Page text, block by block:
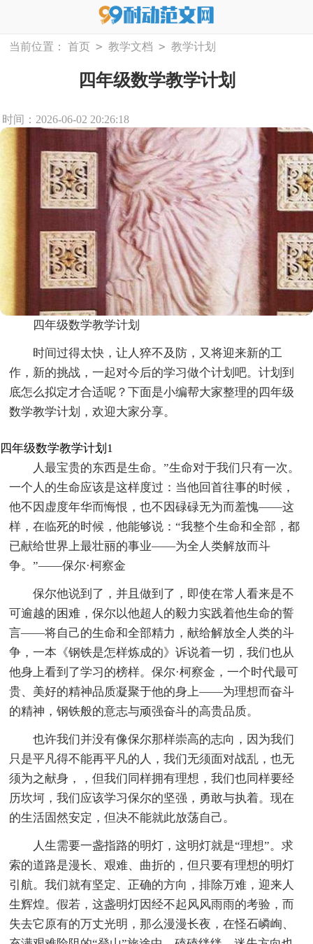
当前位置： 首页 > 教学文档 > 教学计划
四年级数学教学计划
时间：2026-06-02 20:26:18
四年级数学教学计划
时间过得太快，让人猝不及防，又将迎来新的工
作，新的挑战，一起对今后的学习做个计划吧。计划到
底怎么拟定才合适呢？下面是小编帮大家整理的四年级
数学教学计划，欢迎大家分享。
四年级数学教学计划1
人最宝贵的东西是生命。”生命对于我们只有一次。
一个人的生命应该是这样度过：当他回首往事的时候，
他不因虚度年华而悔恨，也不因碌碌无为而羞愧——这
样，在临死的时候，他能够说：“我整个生命和全部，都
已献给世界上最壮丽的事业——为全人类解放而斗
争。”——保尔·柯察金
保尔他说到了，并且做到了，即使在常人看来是不
可逾越的困难，保尔以他超人的毅力实践着他生命的誓
言——将自己的生命和全部精力，献给解放全人类的斗
争，一本《钢铁是怎样炼成的》诉说着一切，我们也从
他身上看到了学习的榜样。保尔·柯察金，一个时代最可
贵、美好的精神品质凝聚于他的身上——为理想而奋斗
的精神，钢铁般的意志与顽强奋斗的高贵品质。
也许我们并没有像保尔那样崇高的志向，因为我们
只是平凡得不能再平凡的人，我们无须面对战乱，也无
须为之献身，，但我们同样拥有理想，我们也同样要经
历坎坷，我们应该学习保尔的坚强，勇敢与执着。现在
的生活固然安定，但决不能就此放荡自己。
人生需要一盏指路的明灯，这明灯就是“理想”。求
索的道路是漫长、艰难、曲折的，但只要有理想的明灯
引航。我们就有坚定、正确的方向，排除万难，迎来人
生辉煌。假若，这盏明灯因经不起风风雨雨的考验，而
失去它原有的万丈光明，那么漫漫长夜，在怪石嶙峋、